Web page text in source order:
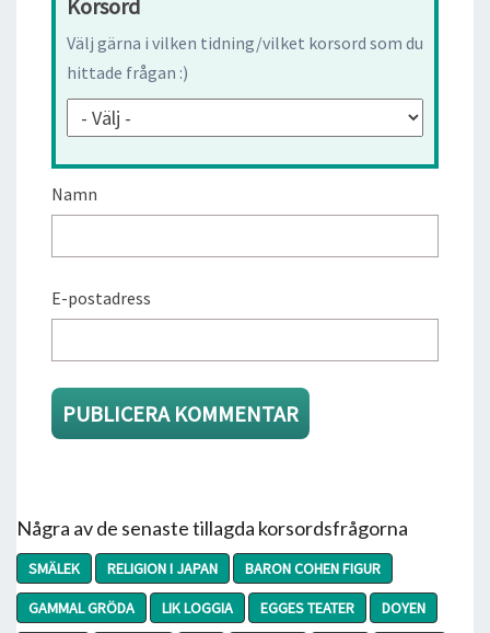
Korsord
Välj gärna i vilken tidning/vilket korsord som du
hittade frågan :)
Namn
E-postadress
Några av de senaste tillagda korsordsfrågorna
SMÄLEK RELIGION I JAPAN
BARON COHEN FIGUR
GAMMAL GRÖDA
LIK LOGGIA EGGES TEATER
DOYEN